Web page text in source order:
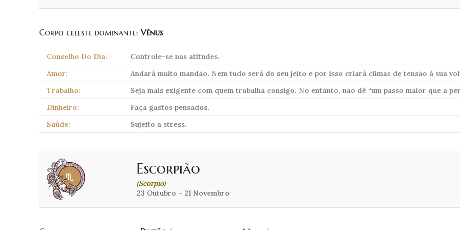
Corpo celeste dominante: Vénus
Conselho Do Dia:
Controle-se nas atitudes.
Amor:
Andará muito mandão. Nem tudo será do seu jeito e por isso criará climas de tensão à sua
Trabalho:
Seja mais exigente com quem trabalha consigo. No entanto, não dê “um passo maior que a
Dinheiro:
Faça gastos pensados.
Saúde:
Sujeito a stress.
Escorpião
(Scorpio)
23 Outubro – 21 Novembro